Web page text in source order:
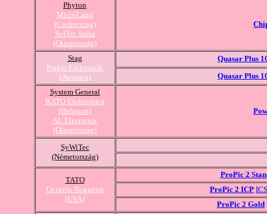
Phyton
MicroLand
(Csehország)
SofTec Italia
(Olaszország)
Stag
Prager Elektronik
(Ausztria)
Quasar Plus
Quasar Plus
System General
RATO Elektronica
(Belgium)
AL Electronic
(Olaszország)
SyWiTec
(Németország)
TATO
Octavio Nogueira
(USA)
ProPic 2
ProPic 2 ICP
ProPic 2 Gold